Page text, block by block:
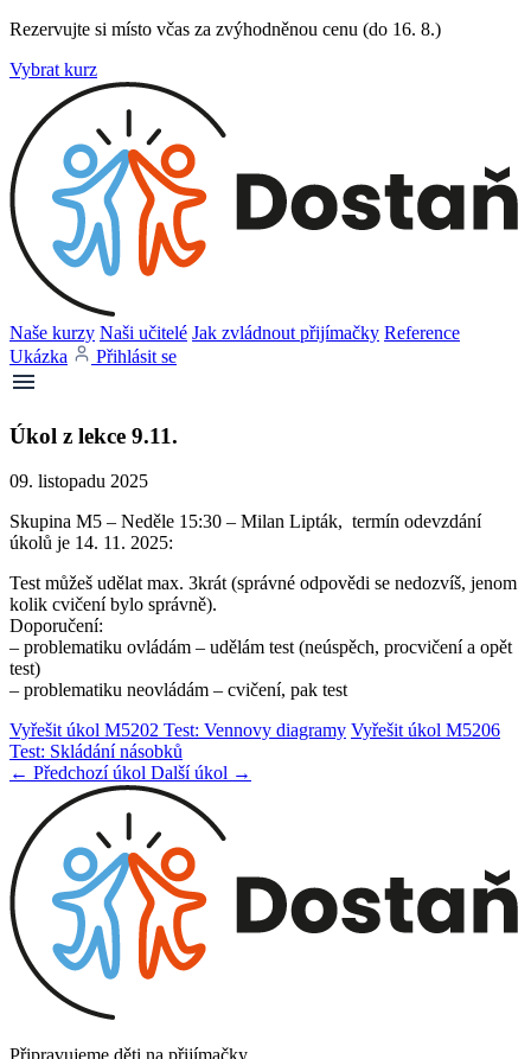
Rezervujte si místo včas za zvýhodněnou cenu (do 16. 8.)
Vybrat kurz
Naše kurzy Naši učitelé Jak zvládnout přijímačky Reference
Ukázka
Přihlásit se
Úkol z lekce 9.11.
09. listopadu 2025
Skupina M5 – Neděle 15:30 – Milan Lipták, termín odevzdání
úkolů je 14. 11. 2025:
Test můžeš udělat max. 3krát (správné odpovědi se nedozvíš, jenom
kolik cvičení bylo správně).
Doporučení:
– problematiku ovládám – udělám test (neúspěch, procvičení a opět
test)
– problematiku neovládám – cvičení, pak test
Vyřešit úkol M5202 Test: Vennovy diagramy Vyřešit úkol M5206
Test: Skládání násobků
← Předchozí úkol Další úkol →